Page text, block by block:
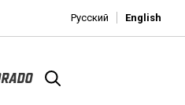
Русский English